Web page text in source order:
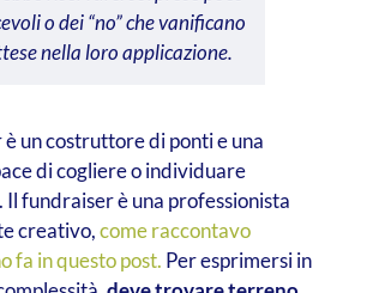
o dei “no” che vanificano
nella loro applicazione.
un costruttore di ponti e una
di cogliere o individuare
fundraiser è una professionista
creativo,come raccontavo
fa in questo post. Per esprimersi in